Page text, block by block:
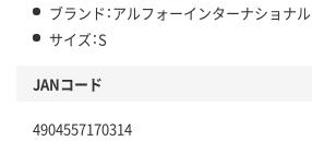
ブランド：アルフォーインターナショナル
サイズ：S
JANコード
4904557170314